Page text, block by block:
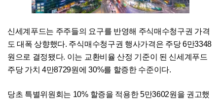
신세계푸드는 주주들의 요구를 반영해 주식매수청구권 가격
도 대폭 상향했다. 주식매수청구권 행사가격은 주당 6만3348
원으로 결정됐다. 이는 교환비율 산정 기준이 된 신세계푸드
주당 가치 4만8729원에 30%를 할증한 수준이다.
당초 특별위원회는 10% 할증을 적용한 5만3602원을 권고했